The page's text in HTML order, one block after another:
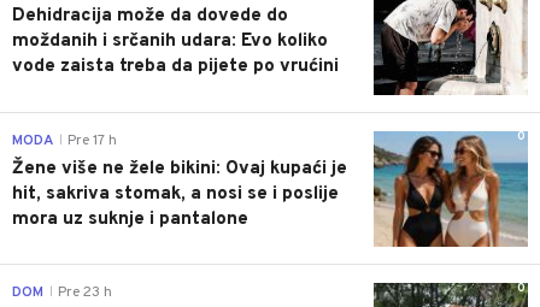
Dehidracija može da dovede do
moždanih i srčanih udara: Evo koliko
vode zaista treba da pijete po vrućini
0
MODA Pre 17 h
Žene više ne žele bikini: Ovaj kupaći je
hit, sakriva stomak, a nosi se i poslije
mora uz suknje i pantalone
0
DOM Pre 23 h